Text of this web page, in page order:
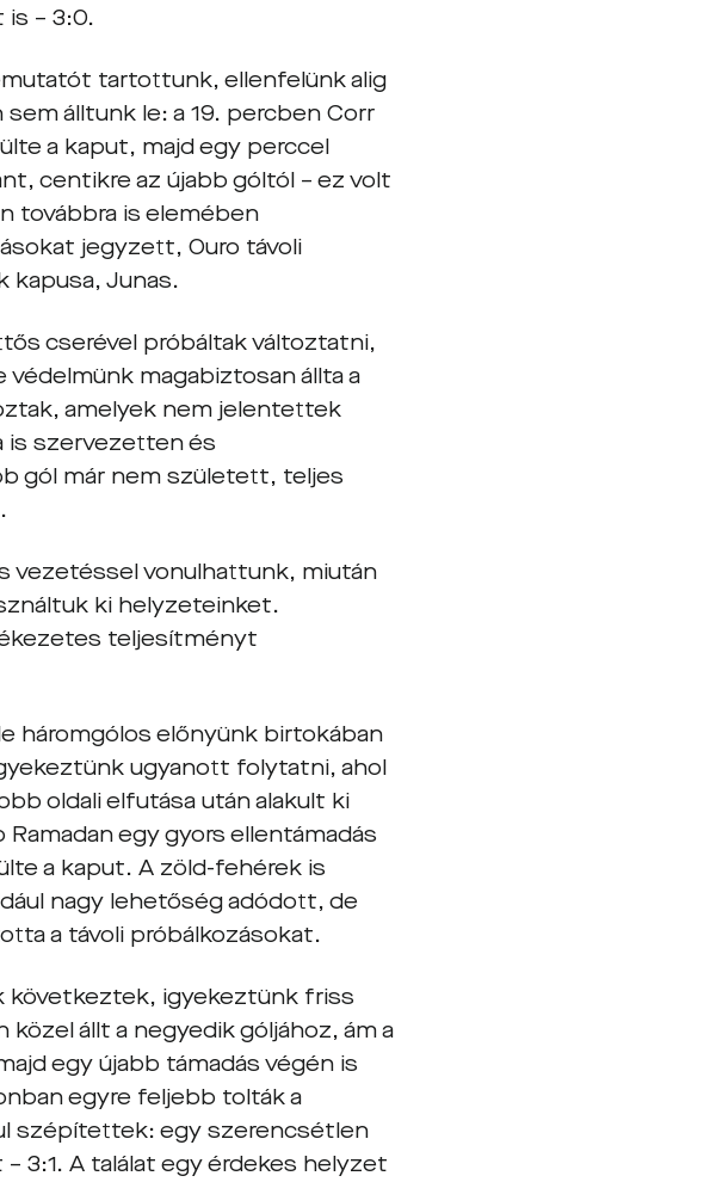
– 3:0.
tartottunk, ellenfelünk alig
álltunk le: a 19. percben Corr
a kaput, majd egy perccel
centikre az újabb góltól – ez volt
továbbra is elemében
jegyzett, Ouro távoli
kapusa, Junas.
cserével próbáltak változtatni,
magabiztosan állta a
amelyek nem jelentettek
is szervezetten és
gól már nem született, teljes
vezetéssel vonulhattunk, miután
ki helyzeteinket.
teljesítményt
háromgólos előnyünk birtokában
ugyanott folytatni, ahol
oldali elfutása után alakult ki
egy gyors ellentámadás
a kaput. A zöld-fehérek is
nagy lehetőség adódott, de
a távoli próbálkozásokat.
következtek, igyekeztünk friss
állt a negyedik góljához, ám a
egy újabb támadás végén is
egyre feljebb tolták a
szépítettek: egy szerencsétlen
3:1. A találat egy érdekes helyzet